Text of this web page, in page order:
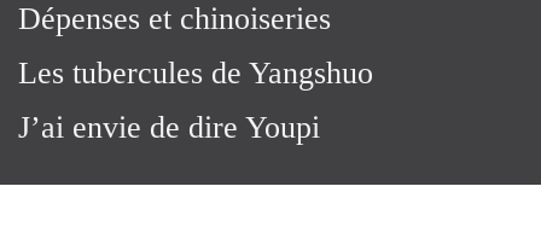
Dépenses et chinoiseries
Les tubercules de Yangshuo
J’ai envie de dire Youpi